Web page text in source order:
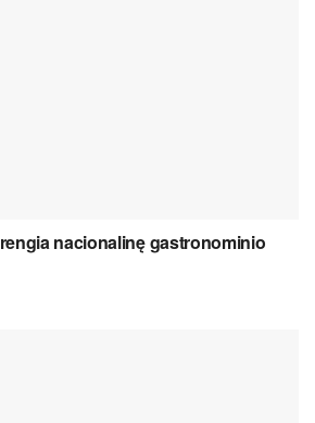
nacionalinę gastronominio